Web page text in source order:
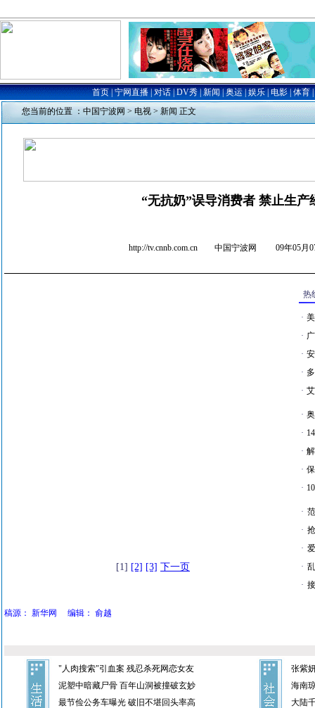
您当前的位置 ： 中国宁波网 > 电视 > 新闻 正文
“无抗奶”误导消费者 禁止生产
http://tv.cnnb.com.cn 中国宁波网 09年05月
[1] [2] [3] 下一页
热
·
·
·
·
·
·
·
·
·
·
·
·
·
·
·
稿源： 新华网 编辑： 俞越
"人肉搜索"引血案 残忍杀死网恋女友
泥塑中暗藏尸骨 百年山洞被撞破玄妙
最节俭公务车曝光 破旧不堪回头率高
张紫
海南
大陆